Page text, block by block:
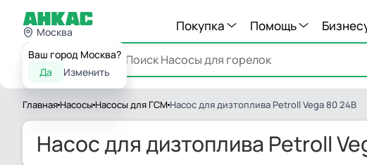
Москва
Ваш город Москва?
Да
Изменить
Покупка Помощь
Каталог
Главная Насосы Насосы для ГСМ Насос для дизтоплива Petroll Vega 80 24В
Насос для дизтоплива Petroll